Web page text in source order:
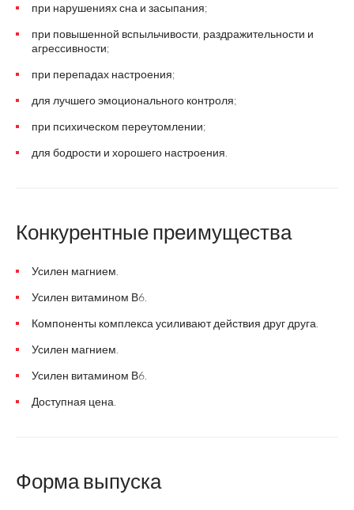
при нарушениях сна и засыпания;
при повышенной вспыльчивости, раздражительности и
агрессивности;
при перепадах настроения;
для лучшего эмоционального контроля;
при психическом переутомлении;
для бодрости и хорошего настроения.
Конкурентные преимущества
Усилен магнием.
Усилен витамином В6.
Компоненты комплекса усиливают действия друг друга.
Усилен магнием.
Усилен витамином В6.
Доступная цена.
Форма выпуска